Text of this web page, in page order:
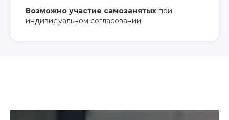
Возможно участие самозанятых при
индивидуальном согласовании